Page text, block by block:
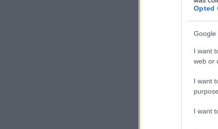
Opted
Google
I want
web or
I want
I want